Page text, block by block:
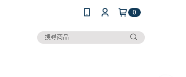
0